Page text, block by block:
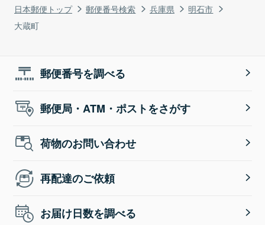
日本郵便トップ 郵便番号検索 兵庫県
明石市
大蔵町
郵便番号を調べる
郵便局・ATM・ポストをさがす
荷物のお問い合わせ
再配達のご依頼
お届け日数を調べる